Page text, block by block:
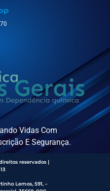
Vidas Com
E Segurança.
reservados |
Lemos, 591, –